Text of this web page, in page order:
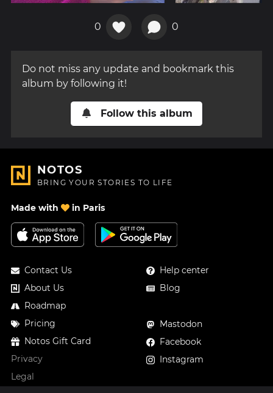
0 0
Do not miss any update and bookmark this
album by following it!
Follow this album
NOTOS
BRING YOUR STORIES TO LIFE
Made with in Paris
Contact Us
About Us
Roadmap
Pricing
Notos Gift Card
Privacy
Legal
Help center
Blog
Mastodon
Facebook
Instagram